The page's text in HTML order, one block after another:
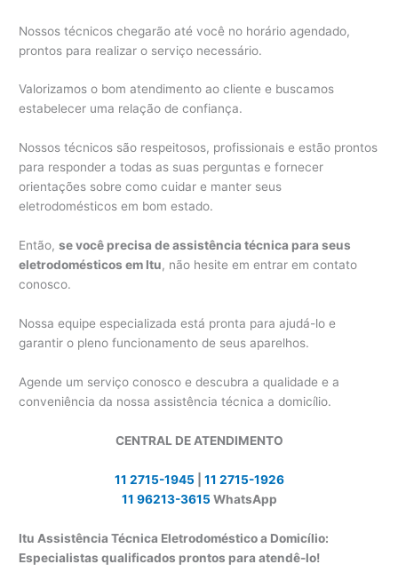
Nossos técnicos chegarão até você no horário agendado,
prontos para realizar o serviço necessário.
Valorizamos o bom atendimento ao cliente e buscamos
estabelecer uma relação de confiança.
Nossos técnicos são respeitosos, profissionais e estão prontos
para responder a todas as suas perguntas e fornecer
orientações sobre como cuidar e manter seus
eletrodomésticos em bom estado.
Então,se você precisa de assistência técnica para seus
eletrodomésticos em Itu, não hesite em entrar em contato
conosco.
Nossa equipe especializada está pronta para ajudá-lo e
garantir o pleno funcionamento de seus aparelhos.
Agende um serviço conosco e descubra a qualidade e a
conveniência da nossa assistência técnica a domicílio.
CENTRAL DE ATENDIMENTO
11 2715-1945
11 2715-1926
11 96213-3615 WhatsApp
Itu Assistência Técnica Eletrodoméstico a Domicílio:
Especialistas qualificados prontos para atendê-lo!